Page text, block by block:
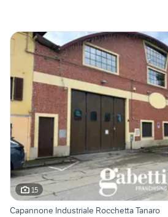
15
Capannone Industriale Rocchetta Tanaro